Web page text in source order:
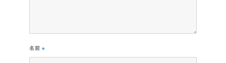
名前※